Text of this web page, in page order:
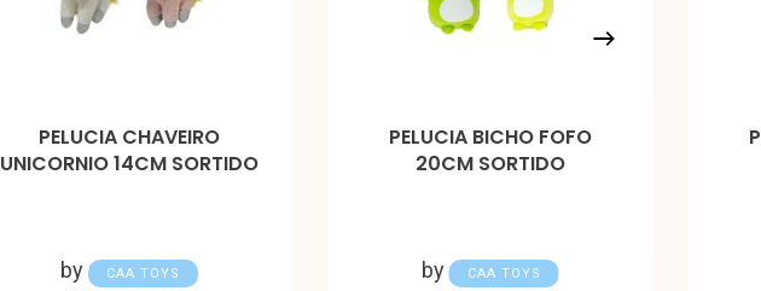
PELUCIA CHAVEIRO
UNICORNIO 14CM SORTIDO
by CAA TOYS
PELUCIA BICHO FOFO
20CM SORTIDO
by CAA TOYS